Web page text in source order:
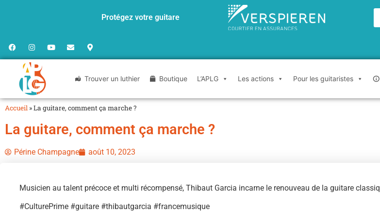
Protégez votre guitare
Trouver un luthier Boutique L’APLG Les actions Pour les guitaristes
Accueil »La guitare, comment ça marche ?
La guitare, comment ça marche ?
Périne Champagne août 10, 2023
Musicien au talent précoce et multi récompensé, Thibaut Garcia incarne le renouveau de la guitare
#CulturePrime #guitare #thibautgarcia #francemusique